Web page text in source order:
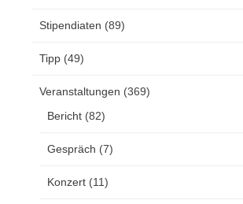
Stipendiaten (89)
Tipp (49)
Veranstaltungen (369)
Bericht (82)
Gespräch (7)
Konzert (11)